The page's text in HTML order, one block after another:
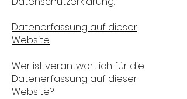
Datenerfassung auf dieser
Website
Wer ist verantwortlich für die
Datenerfassung auf dieser
Website?